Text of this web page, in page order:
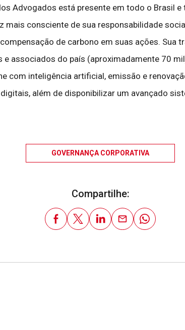
Advogados está presente em todo o Brasil
mais consciente de sua responsabilidade
de carbono em suas ações. Sua
associados do país (aproximadamente 70
com inteligência artificial, emissão e
além de disponibilizar um avançado
GOVERNANÇA CORPORATIVA
Compartilhe: